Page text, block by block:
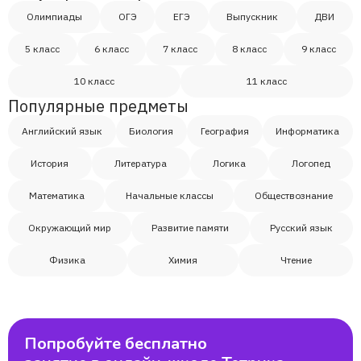
Марьяна
Анна
Елизавета
Артем
Арина
Ирина
Олимпиады ОГЭ ЕГЭ Выпускник ДВИ
5 класс 6 класс 7 класс 8 класс 9 класс
10 класс 11 класс
Популярные предметы
Английский язык Биология География Информатика
История Литература Логика Логопед
Математика Начальные классы Обществознание
Окружающий мир Развитие памяти Русский язык
Физика Химия Чтение
Попробуйте бесплатно